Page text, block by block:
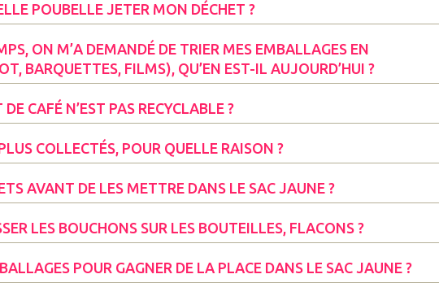
POUBELLE JETER MON DÉCHET ?
ON M’A DEMANDÉ DE TRIER MES EMBALLAGES EN
BARQUETTES, FILMS), QU’EN EST-IL AUJOURD’HUI ?
CAFÉ N’EST PAS RECYCLABLE ?
COLLECTÉS, POUR QUELLE RAISON ?
AVANT DE LES METTRE DANS LE SAC JAUNE ?
LES BOUCHONS SUR LES BOUTEILLES, FLACONS ?
POUR GAGNER DE LA PLACE DANS LE SAC JAUNE ?